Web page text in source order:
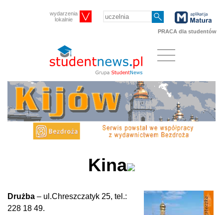
wydarzenia
lokalnie
PRACA dla studentów
Kina
Drużba – ul.Chreszczatyk 25, tel.:
228 18 49.